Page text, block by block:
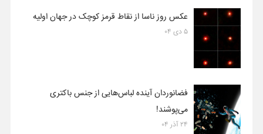
عکس روز ناسا از نقاط قرمز کوچک در جهان اولیه
۵ دی ۰۴
فضانوردان آینده لباس‌هایی از جنس باکتری
می‌پوشند!
۲۴ آذر ۰۴